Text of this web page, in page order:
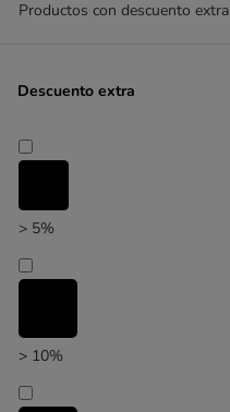
Productos con descuento extra
zooplus selección
Descuento extra
> 5%
> 10%